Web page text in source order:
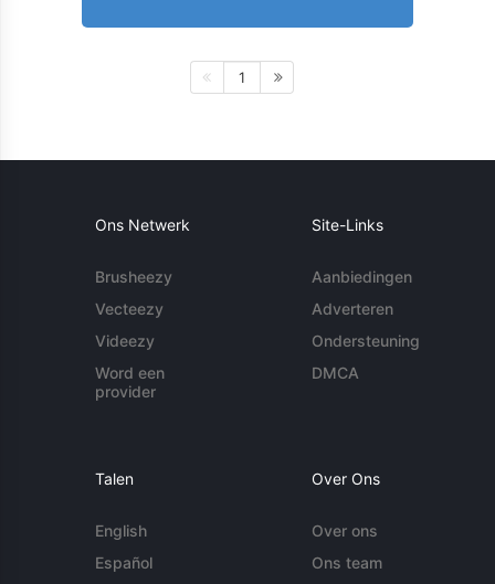
1
Ons Netwerk
Brusheezy
Vecteezy
Videezy
Word een
provider
Site-Links
Aanbiedingen
Adverteren
Ondersteuning
DMCA
Talen
English
Español
Over Ons
Over ons
Ons team